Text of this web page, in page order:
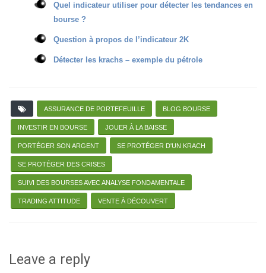
Quel indicateur utiliser pour détecter les tendances en
bourse ?
Question à propos de l’indicateur 2K
Détecter les krachs – exemple du pétrole
ASSURANCE DE PORTEFEUILLE BLOG BOURSE
INVESTIR EN BOURSE JOUER À LA BAISSE
PORTÉGER SON ARGENT SE PROTÉGER D'UN KRACH
SE PROTÉGER DES CRISES
SUIVI DES BOURSES AVEC ANALYSE FONDAMENTALE
TRADING ATTITUDE VENTE À DÉCOUVERT
Leave a reply